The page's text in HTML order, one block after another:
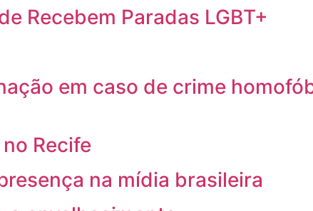
Recebem Paradas LGBT+
em caso de crime
Recife
na mídia brasileira